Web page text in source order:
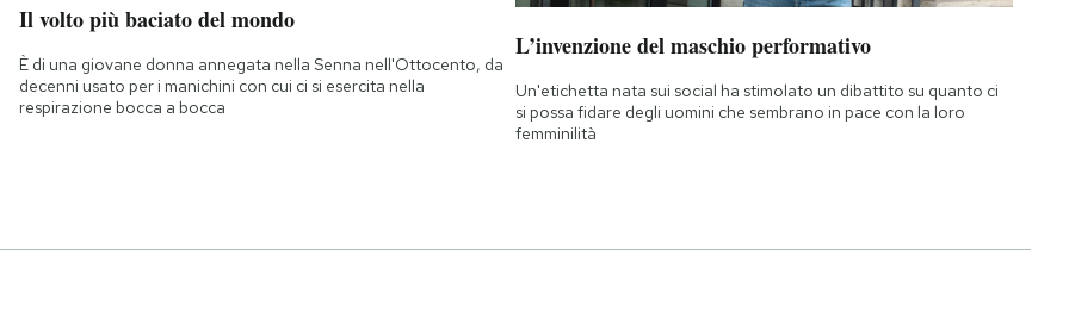
Il volto più baciato del mondo
È di una giovane donna annegata nella Senna nell'Ottocento, da
decenni usato per i manichini con cui ci si esercita nella
respirazione bocca a bocca
L’invenzione del maschio performativo
Un'etichetta nata sui social ha stimolato un dibattito su quanto ci
si possa fidare degli uomini che sembrano in pace con la loro
femminilità